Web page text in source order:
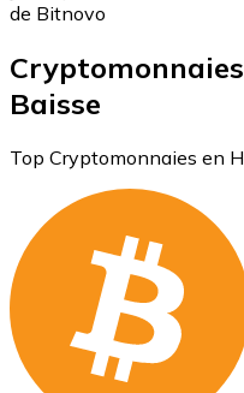
de Bitnovo
Baisse
Top Cryptomonnaies en